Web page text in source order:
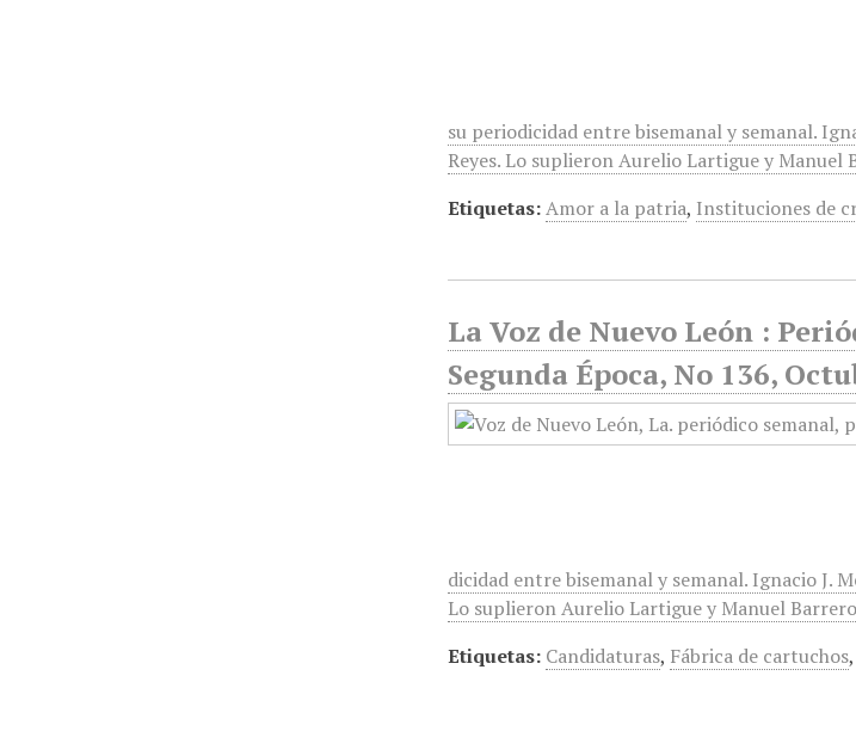
su periodicidad entre bisemanal y semanal.
Reyes. Lo suplieron Aurelio Lartigue y
Etiquetas:Amor a la patria, Instituciones de
La Voz de Nuevo León :
Segunda Época, No 136,
dicidad entre bisemanal y semanal. Ignacio J.
Lo suplieron Aurelio Lartigue y Manuel
Etiquetas: Candidaturas, Fábrica de cartuchos,